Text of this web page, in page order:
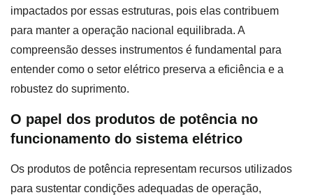
impactados por essas estruturas, pois elas contribuem
para manter a operação nacional equilibrada. A
compreensão desses instrumentos é fundamental para
entender como o setor elétrico preserva a eficiência e a
robustez do suprimento.
O papel dos produtos de potência no
funcionamento do sistema elétrico
Os produtos de potência representam recursos utilizados
para sustentar condições adequadas de operação,